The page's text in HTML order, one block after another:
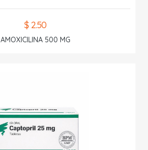
$ 2.50
AMOXICILINA 500 MG